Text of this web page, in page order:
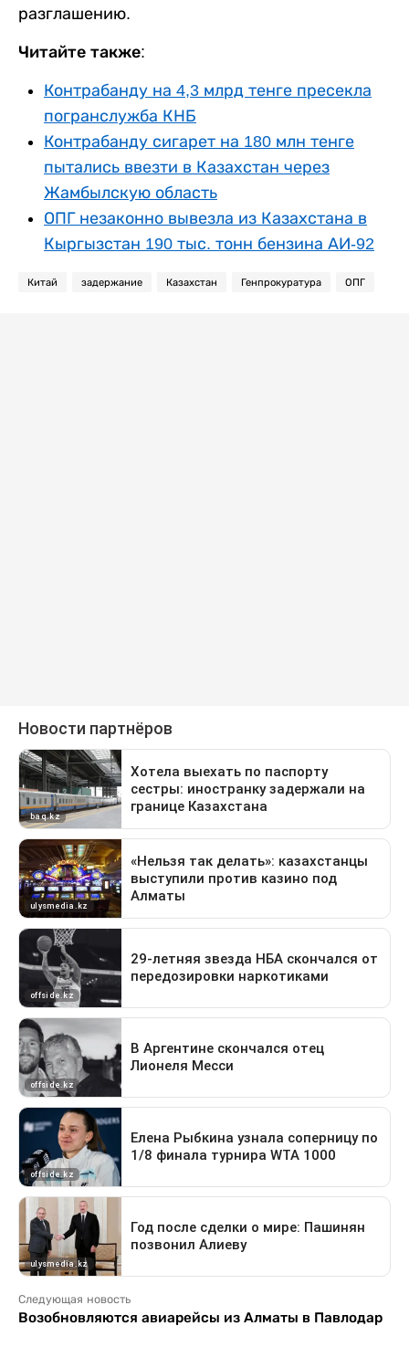
разглашению.
Читайте также:
Контрабанду на 4,3 млрд тенге пресекла
погранслужба КНБ
Контрабанду сигарет на 180 млн тенге
пытались ввезти в Казахстан через
Жамбылскую область
ОПГ незаконно вывезла из Казахстана в
Кыргызстан 190 тыс. тонн бензина АИ-92
Китай задержание Казахстан Генпрокуратура ОПГ
Следующая новость
Возобновляются авиарейсы из Алматы в Павлодар